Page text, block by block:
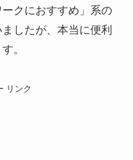
クにおすすめ」系の
したが、本当に便利
。
リンク